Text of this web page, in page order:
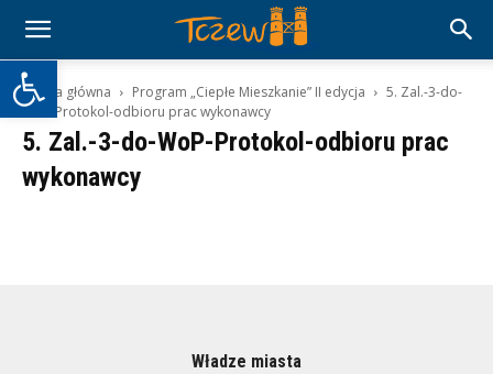
Otwórz pasek narzędzi
Strona główna Program „Ciepłe Mieszkanie” II edycja
5. Zal.-3-do-
WoP-Protokol-odbioru prac wykonawcy
5. Zal.-3-do-WoP-Protokol-odbioru prac
wykonawcy
Władze miasta